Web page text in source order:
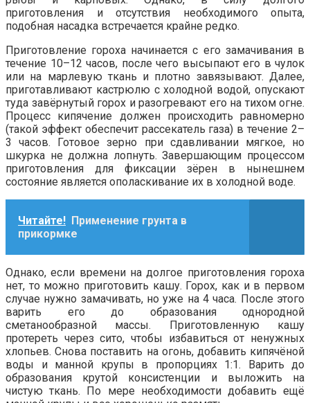
приготовления и отсутствия необходимого опыта,
подобная насадка встречается крайне редко.
Приготовление гороха начинается с его замачивания в
течение 10–12 часов, после чего высыпают его в чулок
или на марлевую ткань и плотно завязывают. Далее,
приготавливают кастрюлю с холодной водой, опускают
туда завёрнутый горох и разогревают его на тихом огне.
Процесс кипячение должен происходить равномерно
(такой эффект обеспечит рассекатель газа) в течение 2–
3 часов. Готовое зерно при сдавливании мягкое, но
шкурка не должна лопнуть. Завершающим процессом
приготовления для фиксации зёрен в нынешнем
состояние является ополаскивание их в холодной воде.
Читайте! Применение грунта в
прикормке
Однако, если времени на долгое приготовления гороха
нет, то можно приготовить кашу. Горох, как и в первом
случае нужно замачивать, но уже на 4 часа. После этого
варить его до образования однородной
сметанообразной массы. Приготовленную кашу
протереть через сито, чтобы избавиться от ненужных
хлопьев. Снова поставить на огонь, добавить кипячёной
воды и манной крупы в пропорциях 1:1. Варить до
образования крутой консистенции и выложить на
чистую ткань. По мере необходимости добавить ещё